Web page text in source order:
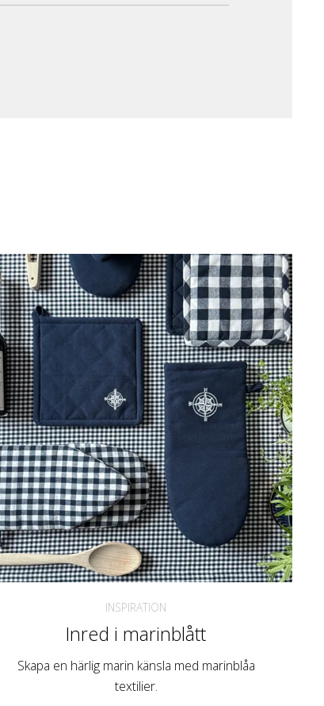
INSPIRATION
Inred i marinblått
Skapa en härlig marin känsla med marinblåa
textilier.